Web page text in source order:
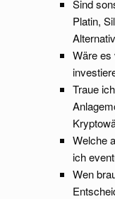
Sind
Platin,
Wäre es
Traue
Welche
ich
Wen